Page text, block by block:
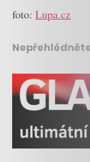
foto: Lupa.cz